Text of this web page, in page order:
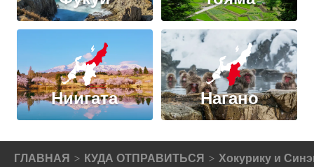
Ниигата Нагано
ГЛАВНАЯ КУДА ОТПРАВИТЬСЯ Хокурику и